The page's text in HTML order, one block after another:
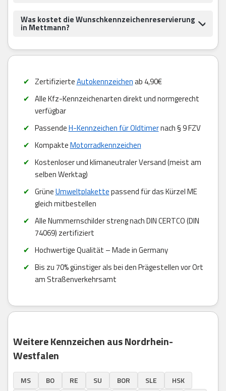
Was kostet die Wunschkennzeichenreservierung
in Mettmann?
ZertifizierteAutokennzeichenab 4,90€
Alle Kfz-Kennzeichenarten direkt und normgerecht
verfügbar
PassendeH-Kennzeichen für Oldtimernach § 9 FZV
KompakteMotorradkennzeichen
Kostenloser und klimaneutraler Versand (meist am
selben Werktag)
GrüneUmweltplakettepassend für das Kürzel ME
gleich mitbestellen
Alle Nummernschilder streng nach DIN CERTCO (DIN
74069) zertifiziert
Hochwertige Qualität – Made in Germany
Bis zu 70% günstiger als bei den Prägestellen vor Ort
am Straßenverkehrsamt
Weitere Kennzeichen aus Nordrhein-
Westfalen
MS BO RE SU BOR SLE
HSK